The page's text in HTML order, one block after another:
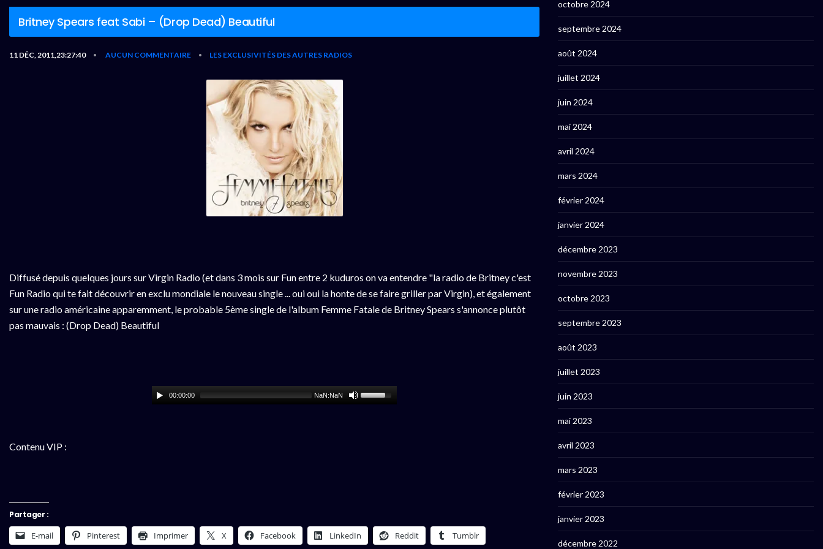
Britney Spears feat Sabi – (Drop Dead) Beautiful
11 DÉC, 2011,23:27:40 • AUCUN COMMENTAIRE • LES EXCLUSIVITÉS DES AUTRES RADIOS
Diffusé depuis quelques jours sur Virgin Radio (et dans 3 mois sur Fun entre 2 kuduros on va entendre "la radio de Britney c'est
Fun Radio qui te fait découvrir en exclu mondiale le nouveau single ... oui oui la honte de se faire griller par Virgin), et également
sur une radio américaine apparemment, le probable 5ème single de l'album Femme Fatale de Britney Spears s'annonce plutôt
pas mauvais : (Drop Dead) Beautiful
00:00:00 NaN:NaN
Contenu VIP :
Partager :
E-mail Pinterest Imprimer X Facebook LinkedIn Reddit Tumblr
octobre 2024
septembre 2024
août 2024
juillet 2024
juin 2024
mai 2024
avril 2024
mars 2024
février 2024
janvier 2024
décembre 2023
novembre 2023
octobre 2023
septembre 2023
août 2023
juillet 2023
juin 2023
mai 2023
avril 2023
mars 2023
février 2023
janvier 2023
décembre 2022